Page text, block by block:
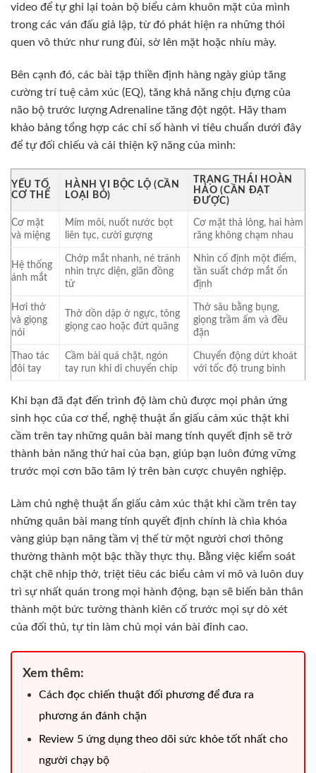
video để tự ghi lại toàn bộ biểu cảm khuôn mặt của mình
trong các ván đấu giả lập, từ đó phát hiện ra những thói
quen vô thức như rung đùi, sờ lên mặt hoặc nhíu mày.
Bên cạnh đó, các bài tập thiền định hàng ngày giúp tăng
cường trí tuệ cảm xúc (EQ), tăng khả năng chịu đựng của
não bộ trước lượng Adrenaline tăng đột ngột. Hãy tham
khảo bảng tổng hợp các chỉ số hành vi tiêu chuẩn dưới đây
để tự đối chiếu và cải thiện kỹ năng của mình:
YẾU TỐ
CƠ THỂ
HÀNH VI BỘC LỘ (CẦN
LOẠI BỎ)
TRẠNG THÁI HOÀN
HẢO (CẦN ĐẠT
ĐƯỢC)
Cơ mặt
và miệng
Mím môi, nuốt nước bọt
liên tục, cười gượng
Cơ mặt thả lỏng, hai hàm
răng không chạm nhau
Hệ thống
ánh mắt
Chớp mắt nhanh, né tránh
nhìn trực diện, giãn đồng
tử
Nhìn cố định một điểm,
tần suất chớp mắt ổn
định
Hơi thở
và giọng
nói
Thở dồn dập ở ngực, tông
giọng cao hoặc đứt quãng
Thở sâu bằng bụng,
giọng trầm ấm và đều
đặn
Thao tác
đôi tay
Cầm bài quá chặt, ngón
tay run khi di chuyển chip
Chuyển động dứt khoát
với tốc độ trung bình
Khi bạn đã đạt đến trình độ làm chủ được mọi phản ứng
sinh học của cơ thể, nghệ thuật ẩn giấu cảm xúc thật khi
cầm trên tay những quân bài mang tính quyết định sẽ trở
thành bản năng thứ hai của bạn, giúp bạn luôn đứng vững
trước mọi cơn bão tâm lý trên bàn cược chuyên nghiệp.
Làm chủ nghệ thuật ẩn giấu cảm xúc thật khi cầm trên tay
những quân bài mang tính quyết định chính là chìa khóa
vàng giúp bạn nâng tầm vị thế từ một người chơi thông
thường thành một bậc thầy thực thụ. Bằng việc kiểm soát
chặt chẽ nhịp thở, triệt tiêu các biểu cảm vi mô và luôn duy
trì sự nhất quán trong mọi hành động, bạn sẽ biến bản thân
thành một bức tường thành kiên cố trước mọi sự dò xét
của đối thủ, tự tin làm chủ mọi ván bài đỉnh cao.
Xem thêm:
Cách đọc chiến thuật đối phương để đưa ra
phương án đánh chặn
Review 5 ứng dụng theo dõi sức khỏe tốt nhất cho
người chạy bộ